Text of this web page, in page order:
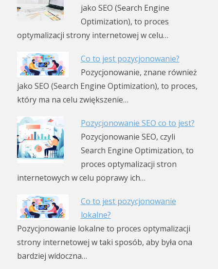
jako SEO (Search Engine
Optimization), to proces
optymalizacji strony internetowej w celu…
Co to jest pozycjonowanie?
Pozycjonowanie, znane również
jako SEO (Search Engine Optimization), to proces,
który ma na celu zwiększenie…
Pozycjonowanie SEO co to jest?
Pozycjonowanie SEO, czyli
Search Engine Optimization, to
proces optymalizacji stron
internetowych w celu poprawy ich…
Co to jest pozycjonowanie
lokalne?
Pozycjonowanie lokalne to proces optymalizacji
strony internetowej w taki sposób, aby była ona
bardziej widoczna…